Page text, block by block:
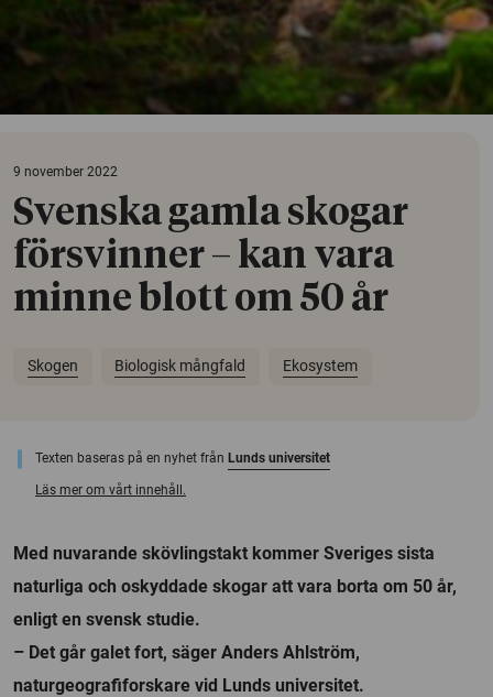
9 november 2022
Svenska gamla skogar
försvinner – kan vara
minne blott om 50 år
Skogen Biologisk mångfald Ekosystem
Texten baseras på en nyhet från Lunds universitet
Läs mer om vårt innehåll.
Med nuvarande skövlingstakt kommer Sveriges sista
naturliga och oskyddade skogar att vara borta om 50 år,
enligt en svensk studie.
– Det går galet fort, säger Anders Ahlström,
naturgeografiforskare vid Lunds universitet.